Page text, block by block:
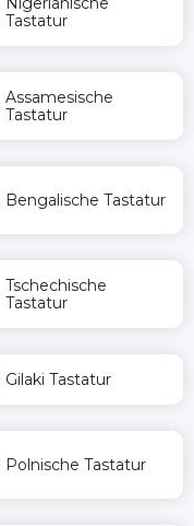
Tastatur
Assamesische
Tastatur
Bengalische Tastatur
Tschechische
Tastatur
Gilaki Tastatur
Polnische Tastatur